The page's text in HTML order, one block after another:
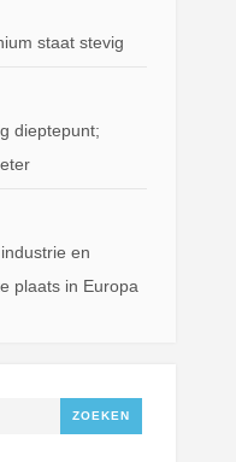
staat stevig
dieptepunt;
en
plaats in Europa